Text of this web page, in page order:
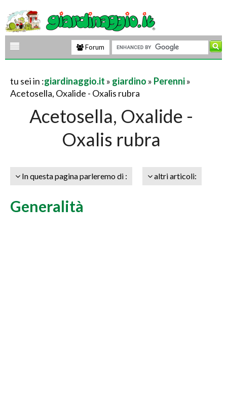
Forum
tu sei in :giardinaggio.it » giardino » Perenni»
Acetosella, Oxalide - Oxalis rubra
Acetosella, Oxalide -
Oxalis rubra
In questa pagina parleremo di : altri articoli:
Generalità